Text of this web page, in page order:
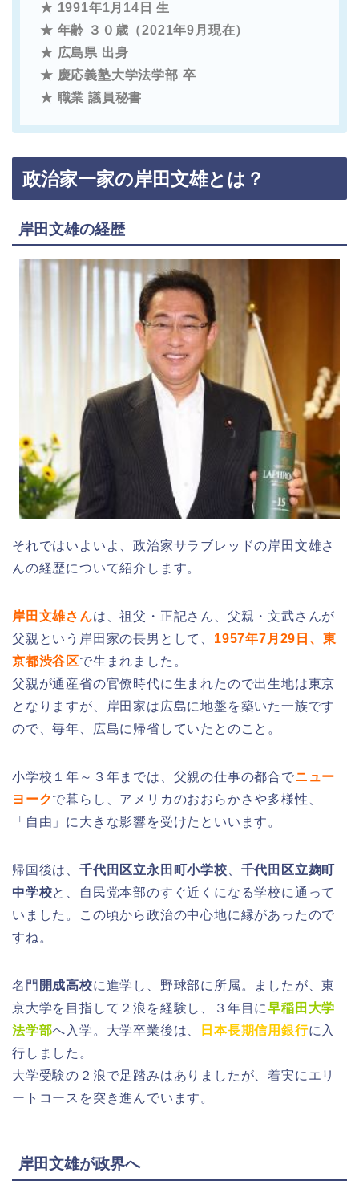
★ 1991年1月14日 生
★ 年齢 ３０歳（2021年9月現在）
★ 広島県 出身
★ 慶応義塾大学法学部 卒
★ 職業 議員秘書
政治家一家の岸田文雄とは？
岸田文雄の経歴
それではいよいよ、政治家サラブレッドの岸田文雄さ
んの経歴について紹介します。
岸田文雄さんは、祖父・正記さん、父親・文武さんが
父親という岸田家の長男として、 1957年7月29日、東
京都渋谷区で生まれました。
父親が通産省の官僚時代に生まれたので出生地は東京
となりますが、岸田家は広島に地盤を築いた一族です
ので、毎年、広島に帰省していたとのこと。
小学校１年～３年までは、父親の仕事の都合でニュー
ヨークで暮らし、アメリカのおおらかさや多様性、
「自由」に大きな影響を受けたといいます。
帰国後は、 千代田区立永田町小学校
千代田区立麹町
中学校と、自民党本部のすぐ近くになる学校に通って
いました。この頃から政治の中心地に縁があったので
すね。
名門 開成高校に進学し、野球部に所属。ましたが、東
京大学を目指して２浪を経験し、３年目に早稲田大学
法学部へ入学。大学卒業後は、 日本長期信用銀行に入
行しました。
大学受験の２浪で足踏みはありましたが、着実にエリ
ートコースを突き進んでいます。
岸田文雄が政界へ